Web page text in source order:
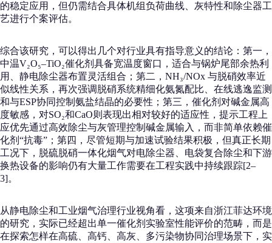
的稳定应用，但仍需结合具体机组负荷曲线、灰特性和除尘器工
艺进行个案评估。
综合该研究，可以得出几个对行业具有指导意义的结论：第一，
中温V₂O₅–TiO₂催化剂具备宽温度窗口，适合与锅炉尾部余热利
用、静电除尘器布置灵活组合；第二，NH₃/NOx 与脱硝效率近
似线性关系，再次强调脱硝系统精细化氨氮配比、在线逃逸监测
和与ESP协同控制氨盐结晶的必要性；第三，催化剂对碱金属高
度敏感，对SO₂和CaO则表现出相对较好的适应性，提示工程上
应优先通过高效除尘与灰管理控制碱金属输入，而非简单依赖催
化剂“抗毒”；第四，尽管短期与加速试验结果积极，但真正长期
工况下，脱硫脱硝一体化烟气对电除尘器、电袋复合除尘和下游
换热设备的影响仍有大量工作需要在工程实践中持续跟踪[2–
3]。
从静电除尘和工业烟气治理行业视角看，这项来自浙江菲达环境
的研究，实际已经超出单一催化剂实验室性能评价的范畴，而是
在探索怎样在高硫、高钙、高灰、多污染物协同治理场景下，实